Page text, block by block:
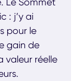
: j’y ai
pour le
gain de
valeur réelle